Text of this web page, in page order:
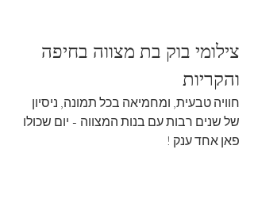
צילומי בוק בת מצווה בחיפה
והקריות
חוויה טבעית, ומחמיאה בכל תמונה, ניסיון
של שנים רבות עם בנות המצווה - יום שכולו
פאן אחד ענק !